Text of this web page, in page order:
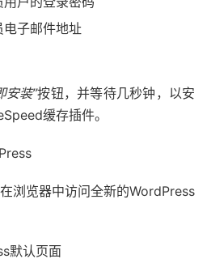
电子邮件地址
安装”按钮，并等待几秒钟，以安
缓存插件。
浏览器中访问全新的WordPress